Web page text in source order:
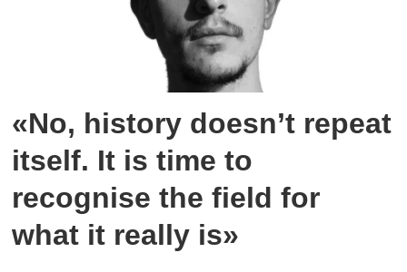
«No, history doesn’t repeat
itself. It is time to
recognise the field for
what it really is»